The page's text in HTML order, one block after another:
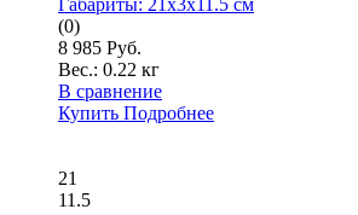
(0)
8 985 Руб.
Вес.: 0.22 кг
В сравнение
Купить Подробнее
21
11.5